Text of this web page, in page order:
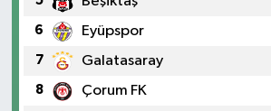
6 Eyüpspor
7 Galatasaray
8 Çorum FK